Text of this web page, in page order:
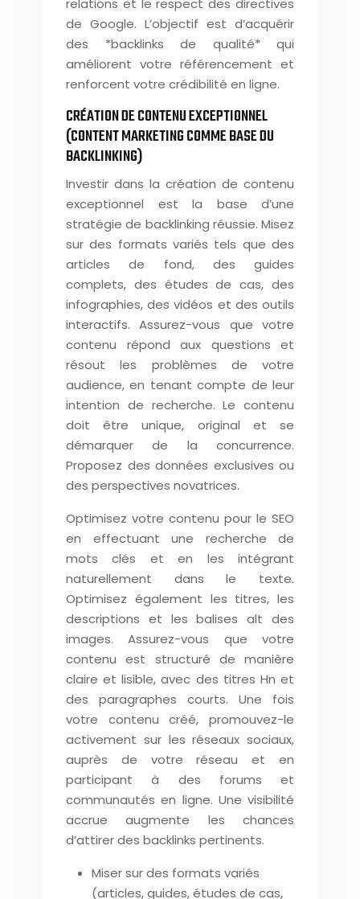
relations et le respect des directives
de Google. L’objectif est d’acquérir
des *backlinks de qualité* qui
améliorent votre référencement et
renforcent votre crédibilité en ligne.
CRÉATION DE CONTENU EXCEPTIONNEL
(CONTENT MARKETING COMME BASE DU
BACKLINKING)
Investir dans la création de contenu
exceptionnel est la base d’une
stratégie de backlinking réussie. Misez
sur des formats variés tels que des
articles de fond, des guides
complets, des études de cas, des
infographies, des vidéos et des outils
interactifs. Assurez-vous que votre
contenu répond aux questions et
résout les problèmes de votre
audience, en tenant compte de leur
intention de recherche. Le contenu
doit être unique, original et se
démarquer de la concurrence.
Proposez des données exclusives ou
des perspectives novatrices.
Optimisez votre contenu pour le SEO
en effectuant une recherche de
mots clés et en les intégrant
naturellement dans le texte.
Optimisez également les titres, les
descriptions et les balises alt des
images. Assurez-vous que votre
contenu est structuré de manière
claire et lisible, avec des titres Hn et
des paragraphes courts. Une fois
votre contenu créé, promouvez-le
activement sur les réseaux sociaux,
auprès de votre réseau et en
participant à des forums et
communautés en ligne. Une visibilité
accrue augmente les chances
d’attirer des backlinks pertinents.
Miser sur des formats variés
(articles, guides, études de cas,